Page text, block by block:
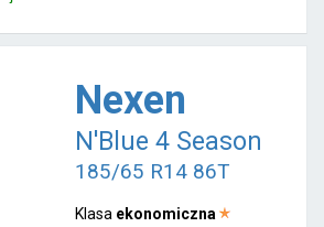
Nexen
N'Blue 4 Season
185/65 R14 86T
Klasa ekonomiczna